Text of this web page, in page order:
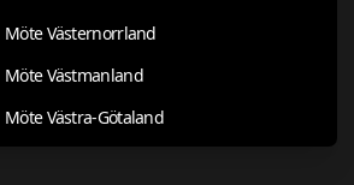
Möte Västernorrland
Möte Västmanland
Möte Västra-Götaland